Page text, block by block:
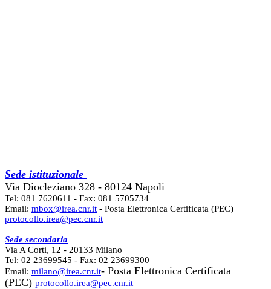
Sede istituzionale
Via Diocleziano 328 - 80124 Napoli
Tel: 081 7620611 - Fax: 081 5705734
Email: mbox@irea.cnr.it - Posta Elettronica Certificata (PEC)
protocollo.irea@pec.cnr.it
Sede secondaria
Via A Corti, 12 - 20133 Milano
Tel: 02 23699545 - Fax: 02 23699300
Email: milano@irea.cnr.it- Posta Elettronica Certificata
(PEC) protocollo.irea@pec.cnr.it